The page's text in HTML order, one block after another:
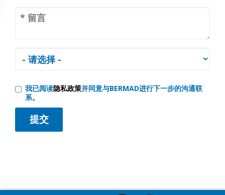
我已阅读隐私政策并同意与BERMAD进行下一步的沟通联
系。